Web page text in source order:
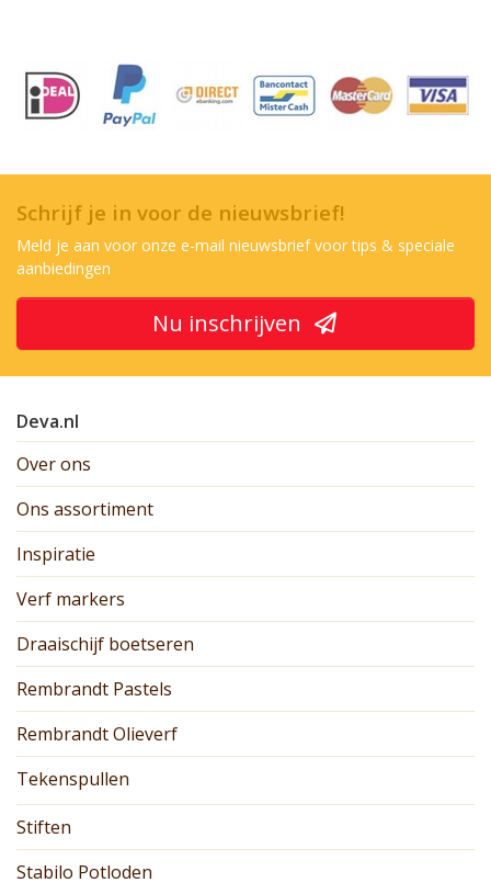
Schrijf je in voor de nieuwsbrief!
Meld je aan voor onze e-mail nieuwsbrief voor tips & speciale
aanbiedingen
Nu inschrijven
Deva.nl
Over ons
Ons assortiment
Inspiratie
Verf markers
Draaischijf boetseren
Rembrandt Pastels
Rembrandt Olieverf
Tekenspullen
Stiften
Stabilo Potloden